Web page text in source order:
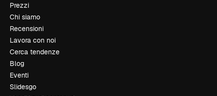
Prezzi
Chi siamo
Recensioni
Lavora con noi
Cerca tendenze
Blog
Eventi
Slidesgo